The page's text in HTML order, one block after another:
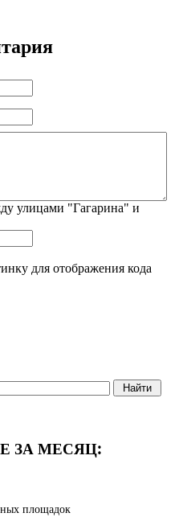
улицами "Гагарина" и
ЗА МЕСЯЦ:
площадок